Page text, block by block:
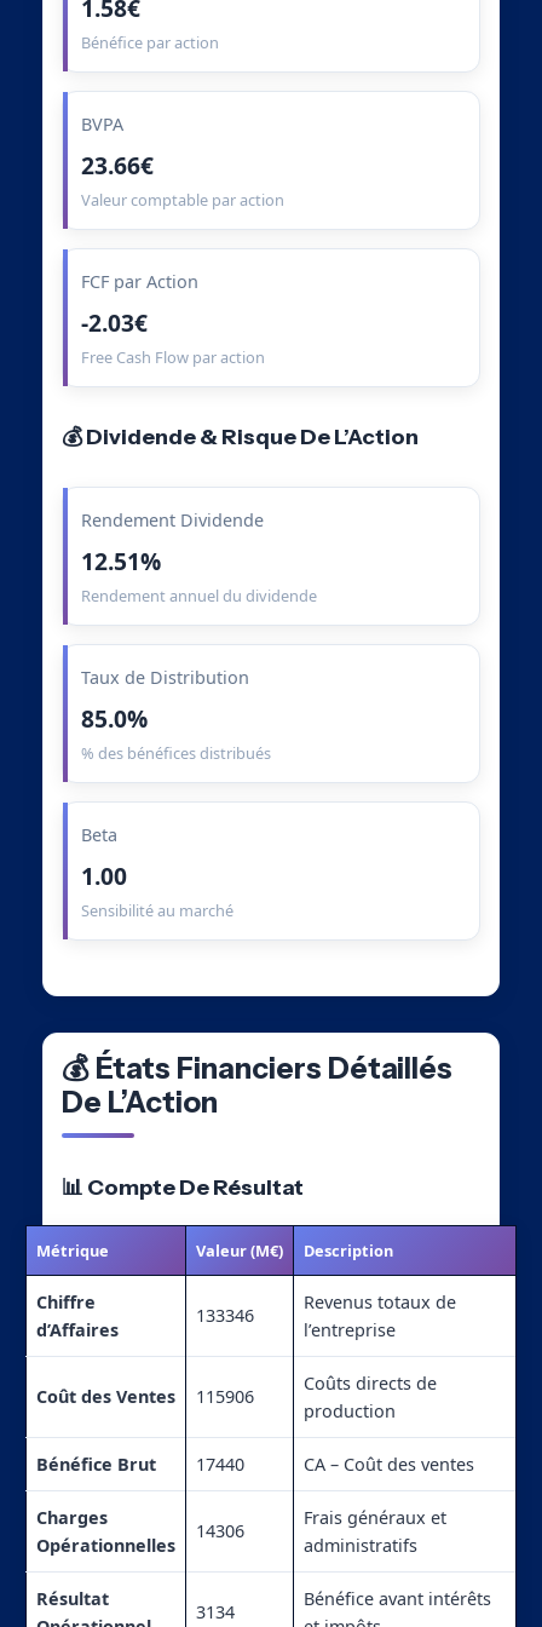
1.58€
Bénéfice par action
BVPA
23.66€
Valeur comptable par action
FCF par Action
-2.03€
Free Cash Flow par action
💰 Dividende & Risque De L’Action
Rendement Dividende
12.51%
Rendement annuel du dividende
Taux de Distribution
85.0%
% des bénéfices distribués
Beta
1.00
Sensibilité au marché
💰 États Financiers Détaillés
De L’Action
📊 Compte De Résultat
Métrique Valeur (M€) Description
Chiffre
d’Affaires
133346
Revenus totaux de
l’entreprise
Coût des Ventes 115906
Coûts directs de
production
Bénéfice Brut 17440 CA – Coût des ventes
Charges
Opérationnelles
14306
Frais généraux et
administratifs
Résultat
3134
Bénéfice avant intérêts